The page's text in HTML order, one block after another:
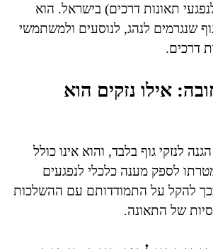
תאונות דרכים) בישראל. הוא
גוף שנגרמים לנהג, לנוסעים ולמשתמשי
דרכים.
אילו נזקים הוא
לנזקי גוף בלבד, והוא אינו כולל
לספק מענה כלכלי לנפגעים
להקל על התמודדותם עם ההשלכות
של התאונה.